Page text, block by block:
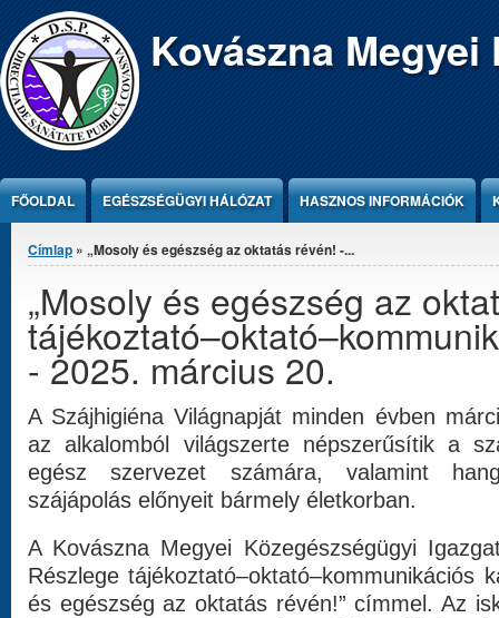
Jump to Content Kovászna
FŐOLDAL EGÉSZSÉGÜGYI HÁLÓZAT HASZNOS INFORMÁCIÓK
Jelenlegi hely
Címlap » „Mosoly és egészség az oktatás révén! -...
„Mosoly és egészség az
- 2025. március 20.
A Szájhigiéna Világnapját minden évben
az alkalomból világszerte népszerűsítik a
egész szervezet számára, valamint
szájápolás előnyeit bármely életkorban.
A Kovászna Megyei Közegészségügyi
Részlege tájékoztató–oktató–kommunikációs
és egészség az oktatás révén!” címmel. Az